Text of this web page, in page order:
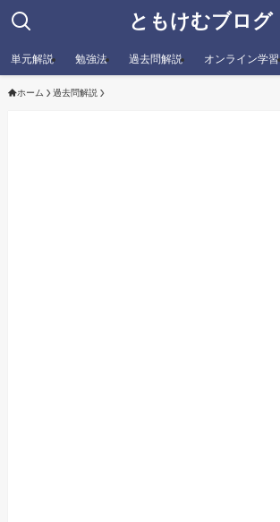
ともけむブログ
単元解説 勉強法 過去問解説 オンライン学習
ホーム 過去問解説